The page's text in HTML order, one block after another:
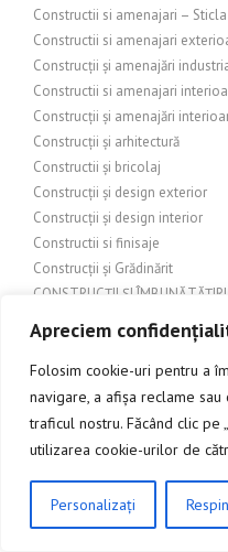
Apreciem
Folosim cookie-uri pentru a
navigare, a afișa reclame
traficul nostru. Făcând clic pe
utilizarea cookie-urilor de
Personalizați
Constructii si amenajari – Sticla
Constructii si amenajari
Construcții și amenajări
Constructii si amenajari
Construcții și amenajări
Construcții și arhitectură
Constructii și bricolaj
Construcții și design exterior
Construcții și design interior
Constructii si finisaje
Construcții și Grădinărit
CONSTRUCȚII ȘI
CONSTRUCȚII ȘI
Construcții și Imobiliare
Construcții și industrie
Construcții și infrastructură
Construcții și inginerie
Construcții și materiale
Constructii si materiale de
CLICK AICI